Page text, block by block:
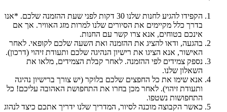
הקפידו להגיע לחנות שלנו 30 דקות לפני שעת ההזמנה שלכם. *אנו
בדרך כלל מקיימים את הסיורים שלנו למרות מזג האוויר. אך אם
אינכם בטוחים, אנא צרו קשר עם החנות.
בהגעה, ודאו להציג את ההזמנה ואת השעה שלכם לקופאי. לאחר
האישור, אנא הציגו את רישיון הנהיגה שלכם ותעודת זיהוי (דרכון).
נספק צמידים לפי ההזמנה. לאחר קבלת הצמידים, מלאו את
השאלון שלנו.
אנא שימו את כל החפצים שלכם בלוקר (יש צורך ברישיון נהיגה
ותעודת זיהוי). לאחר מכן בחרו את התחפושת האהובה עליכם! כל
התחפושות נשטפו.
כאשר הקבוצה מוכנה לסיור, המדריך שלנו ידריך אתכם כיצד לנהוג